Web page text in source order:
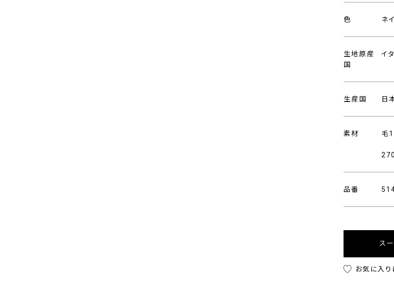
色 ネ
生地原産
国
イ
生産国 日
素材 毛
品番
ス
お気に入り